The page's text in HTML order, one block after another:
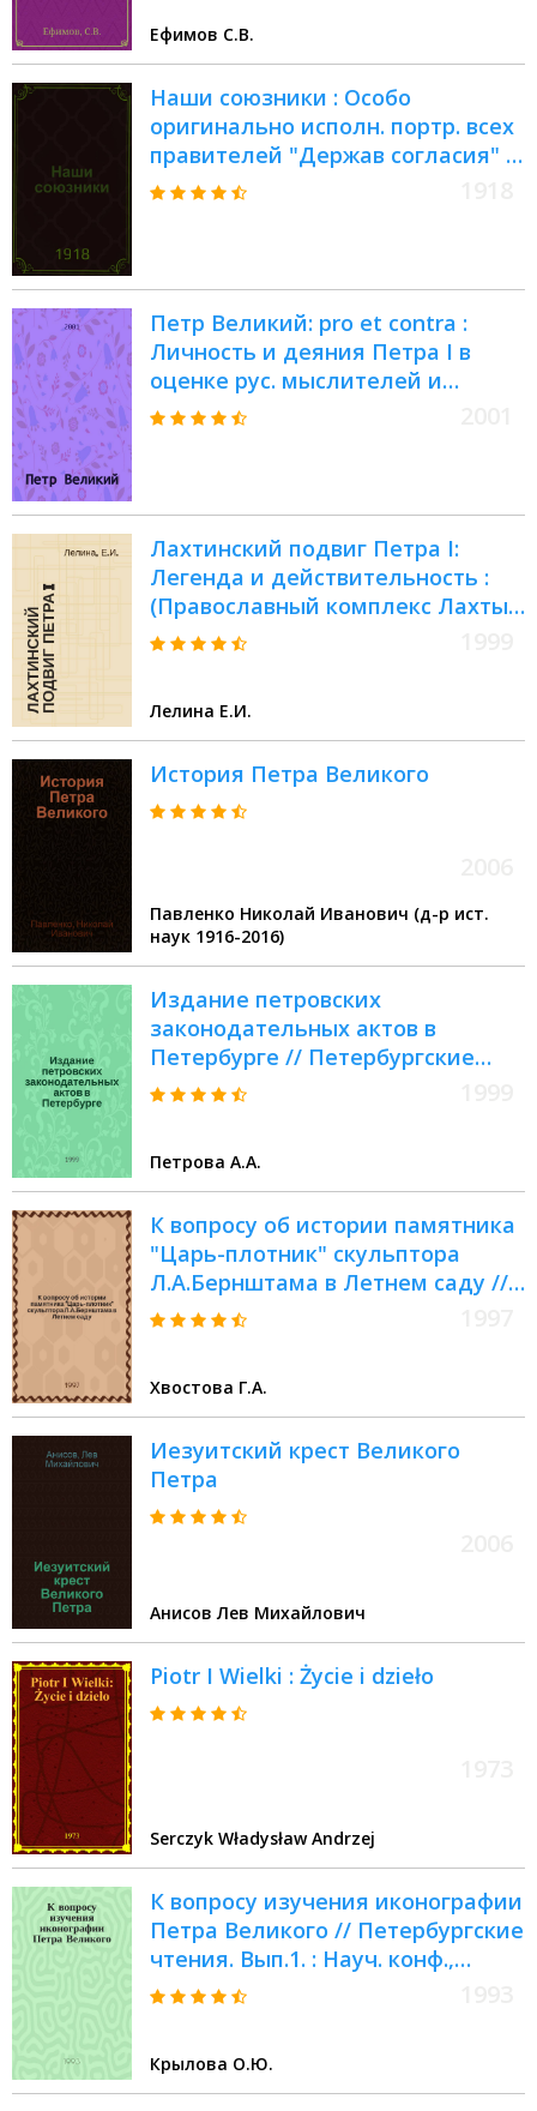
Ефимов С.В.
Наши союзники : Особо
оригинально исполн. портр. всех
правителей "Держав согласия" и
их манифесты о войне : (Райль
Николай)
Петр Великий: pro et contra :
Личность и деяния Петра I в
оценке рус. мыслителей и
исслед. : Антология
Лахтинский подвиг Петра I:
Легенда и действительность :
(Православный комплекс Лахты
в системе формирования
Петербургские чтения, 98-99 :
Материалы Энцикл. б-ки "Санкт-
Петербург-2003"
Лелина Е.И.
История Петра Великого
Павленко Николай Иванович (д-р ист.
наук 1916-2016)
Издание петровских
законодательных актов в
Петербурге // Петербургские
чтения, 98-99 : Материалы
Петрова А.А.
К вопросу об истории памятника
"Царь-плотник" скульптора
Л.А.Бернштама в Летнем саду //
Петербургские чтения-97 :
Хвостова Г.А.
Иезуитский крест Великого
Петра
Анисов Лев Михайлович
Piotr I Wielki : Życie i dzieło
Serczyk Władysław Andrzej
К вопросу изучения иконографии
Петра Великого // Петербургские
чтения. Вып.1. : Науч. конф.,
посвящ. 290-летию С.-
век
Крылова О.Ю.